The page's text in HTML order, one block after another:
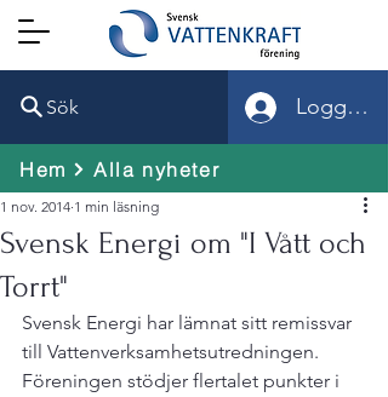
Sök Logga in
Hem Alla nyheter
Svensk Energi om "I Vått och
Torrt"
1 nov. 2014 1 min läsning
Svensk Energi har lämnat sitt remissvar
till Vattenverksamhetsutredningen.
Föreningen stödjer flertalet punkter i